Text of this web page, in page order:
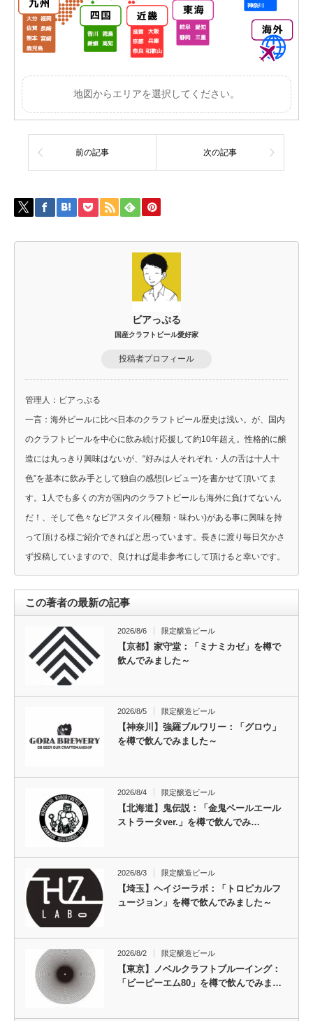
地図からエリアを選択してください。
前の記事 次の記事
ビアっぷる
国産クラフトビール愛好家
投稿者プロフィール
管理人：ビアっぷる
一言：海外ビールに比べ日本のクラフトビール歴史は浅い。が、国内
のクラフトビールを中心に飲み続け応援して約10年超え。性格的に醸
造には丸っきり興味はないが、“好みは人それぞれ・人の舌は十人十
色”を基本に飲み手として独自の感想(レビュー)を書かせて頂いてま
す。1人でも多くの方が国内のクラフトビールも海外に負けてないん
だ！、そして色々なビアスタイル(種類・味わい)がある事に興味を持
って頂ける様ご紹介できればと思っています。長きに渡り毎日欠かさ
ず投稿していますので、良ければ是非参考にして頂けると幸いです。
この著者の最新の記事
2026/8/6 限定醸造ビール
【京都】家守堂：「ミナミカゼ」を樽で
飲んでみました～
2026/8/5 限定醸造ビール
【神奈川】強羅ブルワリー：「グロウ」
を樽で飲んでみました～
2026/8/4 限定醸造ビール
【北海道】鬼伝説：「金鬼ペールエール
ストラータver.」を樽で飲んでみ…
2026/8/3 限定醸造ビール
【埼玉】ヘイジーラボ：「トロピカルフ
ュージョン」を樽で飲んでみました～
2026/8/2 限定醸造ビール
【東京】ノベルクラフトブルーイング：
「ビーピーエム80」を樽で飲んでみま…